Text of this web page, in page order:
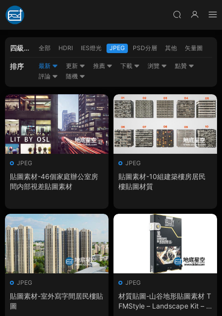
四級分
全部 HDRI IES燈光 JPEG PSD分層 其他 矢量圖
排序 最新 更新 推薦 下載 浏覽
點贊
評論
随機
JPEG
貼圖素材-46個家庭辦公室房
間内部視差貼圖素材
JPEG
貼圖素材-10組建築樓房居民
樓貼圖材質
JPEG
貼圖素材-室外寫字間居民樓貼
圖
JPEG
材質貼圖-山谷地形貼圖素材 T
FMStyle – Landscape Kit – V